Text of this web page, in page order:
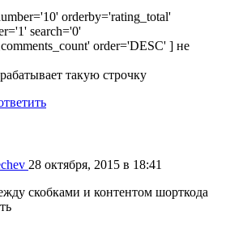
orderby='rating_total'
search='0'
order='DESC' ] не
такую строчку
28 октября, 2015 в 18:41
скобками и контентом шорткода